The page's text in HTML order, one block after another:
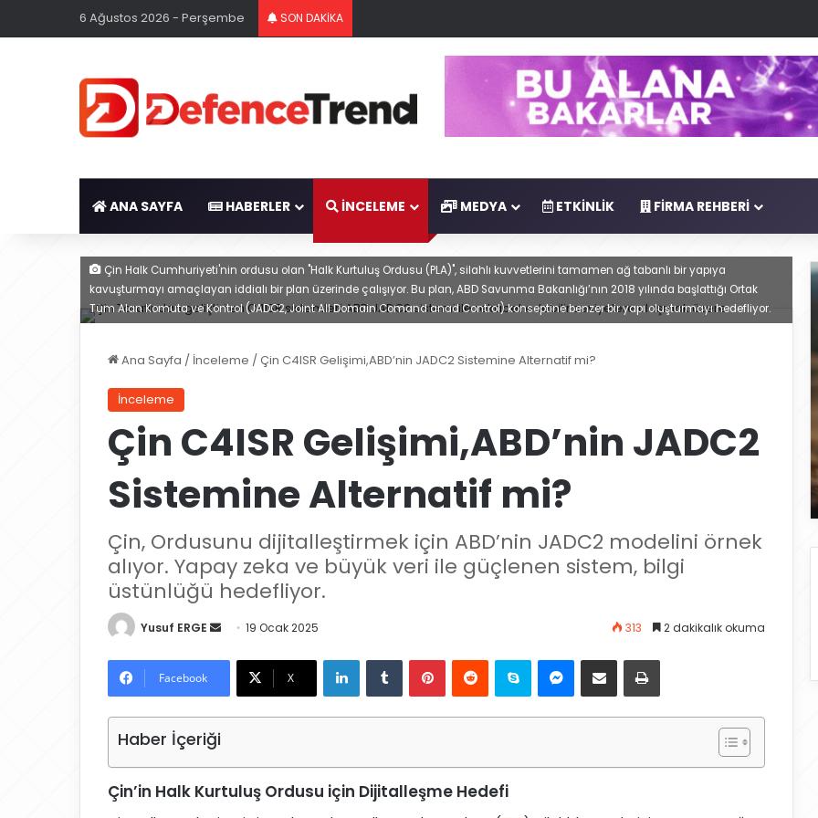
6 Ağustos 2026 - Perşembe SON DAKİKA
ANA SAYFA HABERLER İNCELEME MEDYA ETKINLIK FIRMA REHBERI
Çin Halk Cumhuriyeti'nin ordusu olan "Halk Kurtuluş Ordusu (PLA)", silahlı kuvvetlerini tamamen ağ tabanlı bir yapıya
kavuşturmayı amaçlayan iddialı bir plan üzerinde çalışıyor. Bu plan, ABD Savunma Bakanlığı’nın 2018 yılında başlattığı Ortak
Tüm Alan Komuta ve Kontrol (JADC2, Joint All Domain Comand anad Control) konseptine benzer bir yapı oluşturmayı hedefliyor.
Ana Sayfa / İnceleme /Çin C4ISR Gelişimi,ABD’nin JADC2 Sistemine Alternatif mi?
İnceleme
Çin C4ISR Gelişimi,ABD’nin JADC2
Sistemine Alternatif mi?
Çin, Ordusunu dijitalleştirmek için ABD’nin JADC2 modelini örnek
alıyor. Yapay zeka ve büyük veri ile güçlenen sistem, bilgi
üstünlüğü hedefliyor.
Yusuf ERGE
e
-
19 Ocak 2025 313 2 dakikalık okuma
Facebook X
LinkedIn Skype
Haber İçeriği
Çin’in Halk Kurtuluş Ordusu için Dijitalleşme Hedefi